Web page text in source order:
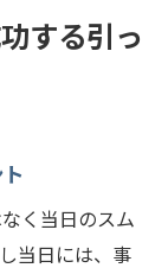
する引っ
く当日のスム
当日には、事